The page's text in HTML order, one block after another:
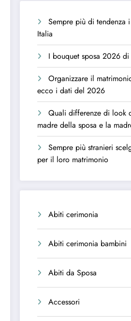
Sempre più di tendenza
Italia
I bouquet sposa 2026
Organizzare il
ecco i dati del 2026
Quali differenze di look
madre della sposa e la
Sempre più stranieri
per il loro matrimonio
Abiti cerimonia
Abiti cerimonia bambini
Abiti da Sposa
Accessori